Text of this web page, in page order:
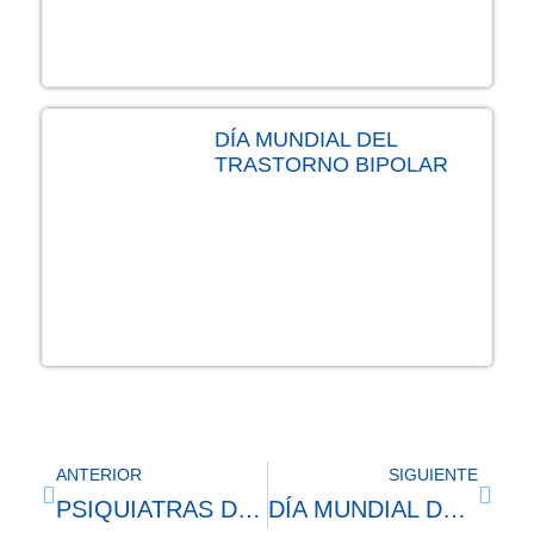
DÍA MUNDIAL DEL
TRASTORNO BIPOLAR
ANTERIOR
PSIQUIATRAS DE DISTINTAS REGIONES DEL PAÍS HAN ALERTADO SOBRE LA FALTA DE DISPONIBILIDAD DE MEDICAMENTOS ESENCIALES PARA LA SALUD MENTAL
SIGUIENTE
DÍA MUNDIAL DEL TRASTORNO BIPOLAR